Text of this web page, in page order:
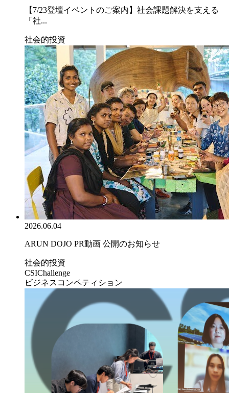
【7/23登壇イベントのご案内】社会課題解決を支える
「社...
社会的投資
2026.06.04
ARUN DOJO PR動画 公開のお知らせ
社会的投資
CSIChallenge
ビジネスコンペティション